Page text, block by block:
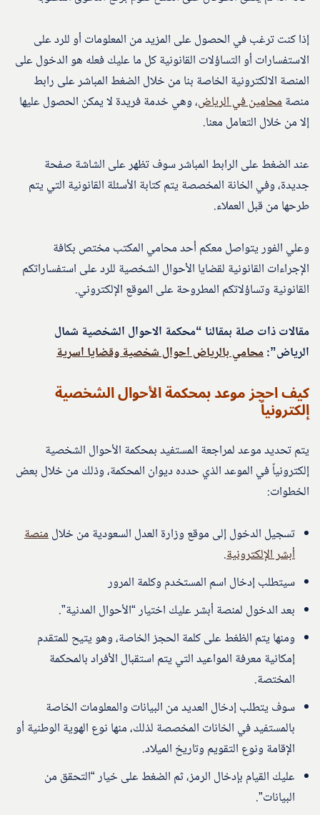
إذا كنت ترغب في الحصول على المزيد من المعلومات أو للرد على
الاستفسارات أو التساؤلات القانونية كل ما عليك فعله هو الدخول على
المنصة الالكترونية الخاصة بنا من خلال الضغط المباشر على رابط
منصةمحامين في الرياض، وهي خدمة فريدة لا يمكن الحصول عليها
إلا من خلال التعامل معنا.
عند الضغط على الرابط المباشر سوف تظهر على الشاشة صفحة
جديدة، وفي الخانة المخصصة يتم كتابة الأسئلة القانونية التي يتم
طرحها من قبل العملاء.
وعلي الفور يتواصل معكم أحد محامي المكتب مختص بكافة
الإجراءات القانونية لقضايا الأحوال الشخصية للرد على استفساراتكم
القانونية وتساؤلاتكم المطروحة على الموقع الإلكتروني.
مقالات ذات صلة بمقالنا “محكمة الاحوال الشخصية شمال
الرياض”:محامي بالرياض احوال شخصية وقضايا اسرية
كيف احجز موعد بمحكمة الأحوال الشخصية
إلكترونياً
يتم تحديد موعد لمراجعة المستفيد بمحكمة الأحوال الشخصية
إلكترونياً في الموعد الذي حدده ديوان المحكمة، وذلك من خلال بعض
الخطوات:
تسجيل الدخول إلى موقع وزارة العدل السعودية من خلالمنصة
أبشر الإلكترونية.
سيتطلب إدخال اسم المستخدم وكلمة المرور
بعد الدخول لمنصة أبشر عليك اختيار “الأحوال المدنية”.
ومنها يتم الظغط على كلمة الحجز الخاصة، وهو يتيح للمتقدم
إمكانية معرفة المواعيد التي يتم استقبال الأفراد بالمحكمة
المختصة.
سوف يتطلب إدخال العديد من البيانات والمعلومات الخاصة
بالمستفيد في الخانات المخصصة لذلك، منها نوع الهوية الوطنية أو
الإقامة ونوع التقويم وتاريخ الميلاد.
عليك القيام بإدخال الرمز، ثم الضغط على خيار “التحقق من
البيانات”.